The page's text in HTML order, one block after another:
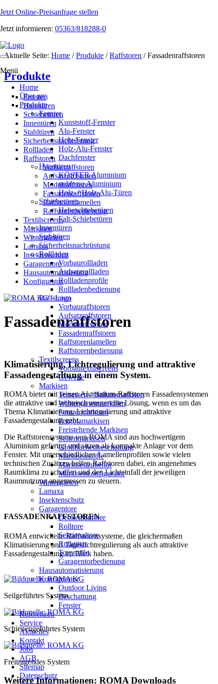
Jetzt Online-Preisanfrage stellen
Jetzt informieren: 05363/818288-0
Toggle
navigation
Menü
Home
Über uns
Produkte
Fenster
Kunststoff-Fenster
Alu-Fenster
Holz-Fenster
Holz-Alu-Fenster
Dachfenster
Haustüren
KÖSTER Aluminium
noblesse Aluminium
Holz- / Holz-Alu-Türen
Schiebetüren
Hebeschiebetüren
Falt-Schiebetüren
Innentüren
Stahltüren
Sicherheitsnachrüstung
Rollladen
Vorbaurollladen
Aufsatzrollladen
Rollladenprofile
Rollladenbedienung
Raffstoren
Vorbauraffstoren
Aufsatzraffstoren
Modulraffstoren
Fassadenraffstoren
Raffstorenlamellen
Raffstorenbedienung
Textilscreens
Vorbautextilscreens
Gewebe
Markisen
Terrassen-/ Balkonmarkisen
Wintergartenmarkisen
Fenstermarkisen
Pergolamarkisen
Freistehende Markisen
Seitenmarkisen
Großflächenbeschattung
Markisenstoffe
Markisenzubehör
Markisenkonfigurator
Wintergärten
Lamaxa
Insektenschutz
Garagentore
Deckenlauftore
Rolltore
Sektionaltore
Rollgitter
Torprofile
Garagentorbedienung
Hausautomatisierung
Konfigurator
Outdoor Living
Beschattung
Fenster
Referenzen
Service
Aktuelles
Kontakt
Jobs
AGB
Sitemap
Datenschutz
Aktuelle Seite: Home /Produkte /Raffstoren /Fassadenraffstoren
Produkte
Fenster
Haustüren
Schiebetüren
Innentüren
Stahltüren
Sicherheitsnachrüstung
Rollladen
Raffstoren
Vorbauraffstoren
Aufsatzraffstoren
Modulraffstoren
Fassadenraffstoren
Raffstorenlamellen
Raffstorenbedienung
Textilscreens
Markisen
Wintergärten
Lamaxa
Insektenschutz
Garagentore
Hausautomatisierung
Konfigurator
Fassadenraffstoren
Klimatisierung, Lichtregulierung und attraktive
Fassadengestaltung in einem System.
ROMA bietet mit seinen Aluminium-Raffstoren Fassadensystemen
die attraktive und technisch ausgereifte Lösung, wenn es um das
Thema Klimatisierung, Lichtregulierung und attraktive
Fassadengestaltung geht.
Die Raffstorensysteme von ROMA sind aus hochwertigem
Aluminium gefertigt und sitzen als kompakte Anlage vor dem
Fenster. Mit unterschiedlichen Lamellenprofilen sowie vielen
technischen Zusätzen helfen Raffstoren dabei, ein angenehmes
Raumklima zu schaffen und den Lichteinfall der jeweiligen
Raumnutzung angemessen zu steuern.
FASSADENRAFFSTOREN
ROMA entwickelte Raffstorensysteme, die gleichermaßen
Klimatisierung und Tageslicht­regulierung als auch attraktive
Fassadengestaltung im Blick haben.
Seilgeführtes System
Schienengeführtes System
Freitragendes System
Weitere Informationen: ROMA Downloads